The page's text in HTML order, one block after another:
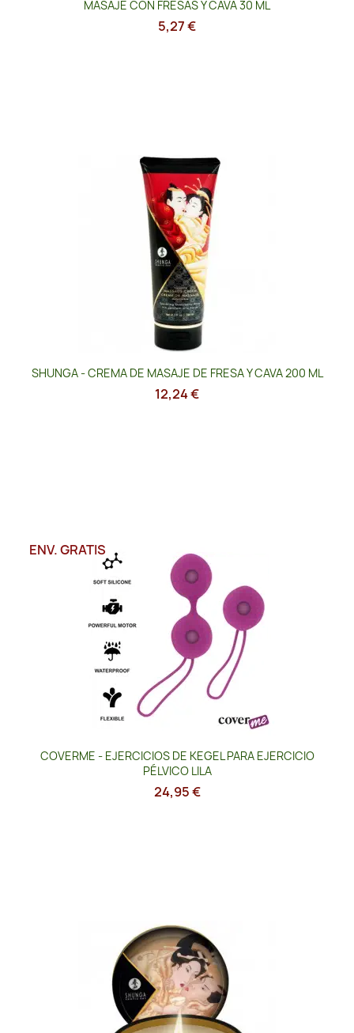
MASAJE CON FRESAS Y CAVA 30 ML
5,27 €
SHUNGA - CREMA DE MASAJE DE FRESA Y CAVA 200 ML
12,24 €
COVERME - EJERCICIOS DE KEGEL PARA EJERCICIO
PÉLVICO LILA
24,95 €
ENV. GRATIS